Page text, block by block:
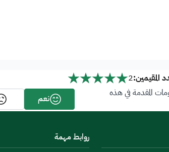
المقيمين:2
المقدمة في هذه
نعم
روابط مهمة